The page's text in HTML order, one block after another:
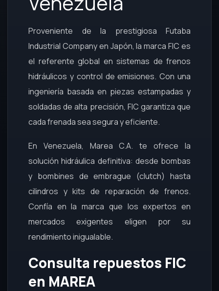
Proveniente de la prestigiosa Futaba
Industrial Company en Japón, la marca FIC es
el referente global en sistemas de frenos
hidráulicos y control de emisiones. Con una
ingeniería basada en piezas estampadas y
soldadas de alta precisión, FIC garantiza que
cada frenada sea segura y eficiente.
En Venezuela, Marea C.A. te ofrece la
solución hidráulica definitiva: desde bombas
y bombines de embrague (clutch) hasta
cilindros y kits de reparación de frenos.
Confía en la marca que los expertos en
mercados exigentes eligen por su
rendimiento inigualable.
Consulta repuestos FIC
en MAREA